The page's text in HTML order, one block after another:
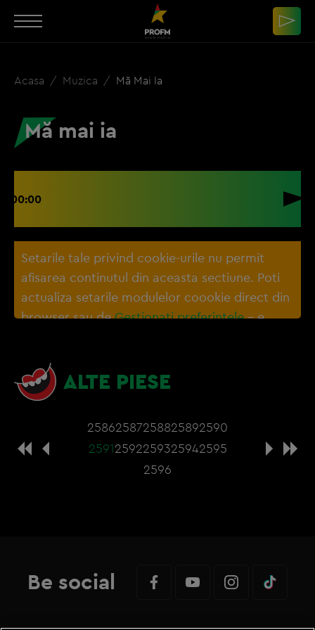
Acasa Muzica Mă Mai Ia
Mă mai ia
00:00
Setarile tale privind cookie-urile nu permit
afisarea continutul din aceasta sectiune. Poti
actualiza setarile modulelor coookie direct din
browser sau deGestionați preferințele– e
ALTE PIESE
25862587258825892590
25912592259325942595
2596
Be social